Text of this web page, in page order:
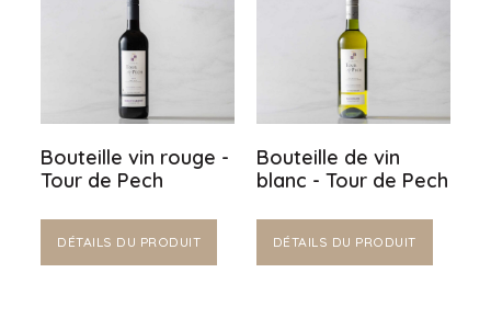
Bouteille vin rouge -
Tour de Pech
DÉTAILS DU PRODUIT
Bouteille de vin
blanc - Tour de Pech
DÉTAILS DU PRODUIT